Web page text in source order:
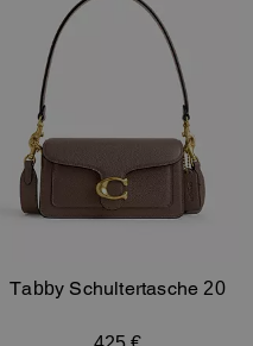
Tabby Schultertasche 20